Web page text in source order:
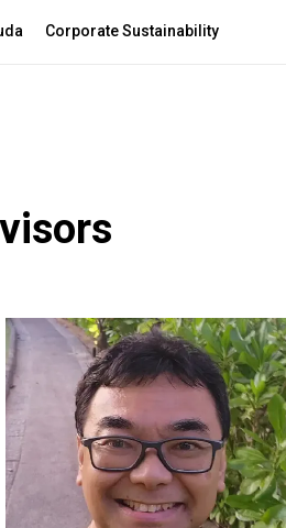
Corporate Sustainability